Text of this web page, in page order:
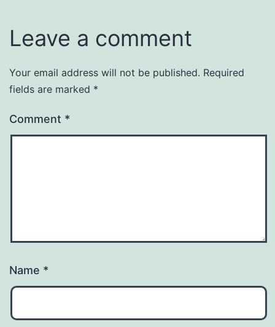
Leave a comment
Your email address will not be published. Required
fields are marked *
Comment *
Name *